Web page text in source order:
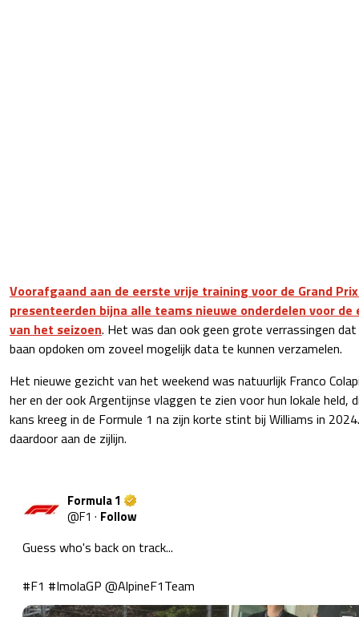
Voorafgaand aan de eerste vrije training voor de Grand
presenteerden bijna alle teams nieuwe onderdelen voor de
van het seizoen. Het was dan ook geen grote verrassingen
baan opdoken om zoveel mogelijk data te kunnen verzamelen.
Het nieuwe gezicht van het weekend was natuurlijk Franco
her en der ook Argentijnse vlaggen te zien voor hun lokale held,
kans kreeg in de Formule 1 na zijn korte stint bij Williams in
daardoor aan de zijlijn.
Formula 1
@F1 · Follow
Guess who's back on track...
#F1 #ImolaGP @AlpineF1Team